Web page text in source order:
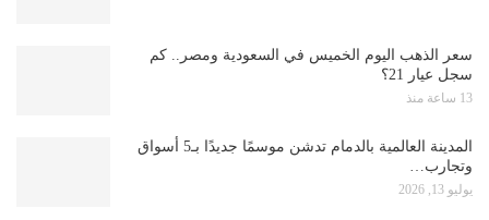
سعر الذهب اليوم الخميس في السعودية ومصر.. كم
سجل عيار 21؟
13 ساعة منذ
المدينة العالمية بالدمام تدشن موسمًا جديدًا بـ5 أسواق
وتجارب…
يوليو 13, 2026